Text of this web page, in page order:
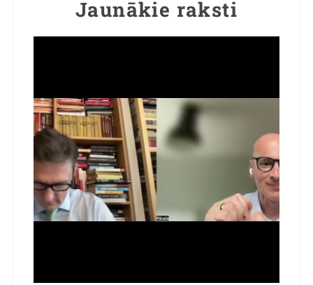
Jaunākie raksti